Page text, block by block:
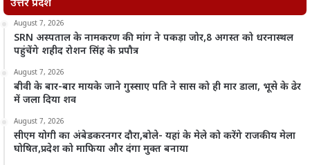
उत्तर प्रदेश
August 7, 2026
SRN अस्पताल के नामकरण की मांग ने पकड़ा जोर,8 अगस्त को धरनास्थल
पहुंचेंगे शहीद रोशन सिंह के प्रपौत्र
August 7, 2026
बीवी के बार-बार मायके जाने गुस्साए पति ने सास को ही मार डाला, भूसे के ढेर
में जला दिया शव
August 7, 2026
सीएम योगी का अंबेडकरनगर दौरा,बोले- यहां के मेले को करेंगे राजकीय मेला
घोषित,प्रदेश को माफिया और दंगा मुक्त बनाया